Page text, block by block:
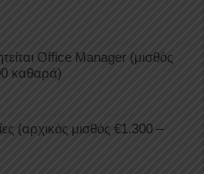
Office Manager (μισθός
καθαρά)
(αρχικός μισθός €1.300 –